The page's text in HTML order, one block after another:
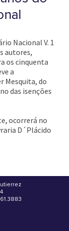
Nacional V. 1
autores,
os cinquenta
a
Mesquita, do
das isenções
ocorrerá no
D´Plácido